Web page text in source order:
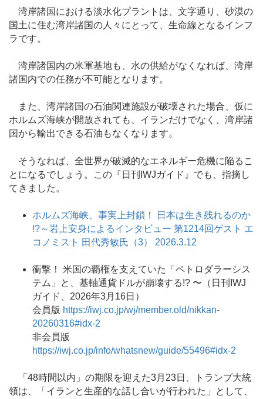
湾岸諸国における淡水化プラントは、文字通り、砂漠の
国土に住む湾岸諸国の人々にとって、生命線となるインフ
ラです。
湾岸諸国内の米軍基地も、水の供給がなくなれば、湾岸
諸国内での任務が不可能となります。
また、湾岸諸国の石油関連施設が破壊された場合、仮に
ホルムズ海峡が開放されても、イランだけでなく、湾岸諸
国から輸出できる石油もなくなります。
そうなれば、全世界が破滅的なエネルギー危機に陥るこ
とになるでしょう。この『日刊IWJガイド』でも、指摘し
てきました。
ホルムズ海峡、事実上封鎖！ 日本は生き残れるのか
!?～岩上安身によるインタビュー 第1214回ゲスト エ
コノミスト 田代秀敏氏（3） 2026.3.12
衝撃！ 米国の覇権を支えていた「ペトロダラーシス
テム」と、基軸通貨ドルが崩壊する!? 〜（日刊IWJ
ガイド、2026年3月16日）
会員版 https://iwj.co.jp/wj/member.old/nikkan-
20260316#idx-2
非会員版
https://iwj.co.jp/info/whatsnew/guide/55496#idx-2
「48時間以内」の期限を迎えた3月23日、トランプ大統
領は、「イランと生産的な話し合いが行われた」として、